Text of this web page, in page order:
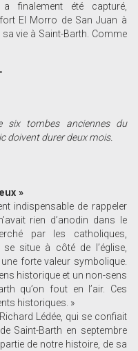
finalement été capturé,
El Morro de San Juan à
vie à Saint-Barth. Comme
six tombes anciennes du
doivent durer deux mois.
»
indispensable de rappeler
rien d’anodin dans le
par les catholiques,
situe à côté de l’église,
forte valeur symbolique.
historique et un non-sens
qu’on fout en l’air. Ces
historiques. »
Lédée, qui se confiait
Saint-Barth en septembre
de notre histoire, de sa